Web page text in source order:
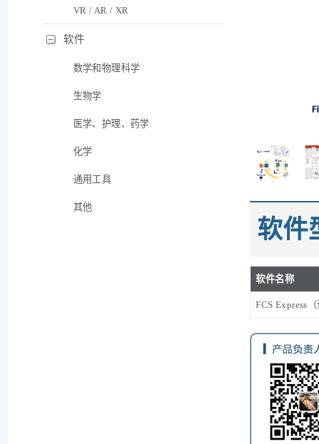
软件
软件名称
FCS Express
VR / AR / XR
软件
数学和物理科学
生物学
医学、护理、药学
化学
通用工具
其他